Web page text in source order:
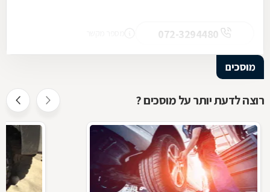
מוסכים
רוצה לדעת יותר על מוסכים ?